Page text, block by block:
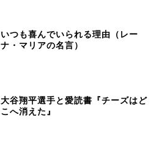
いつも喜んでいられる理由（レー
ナ・マリアの名言）
大谷翔平選手と愛読書『チーズはど
こへ消えた』